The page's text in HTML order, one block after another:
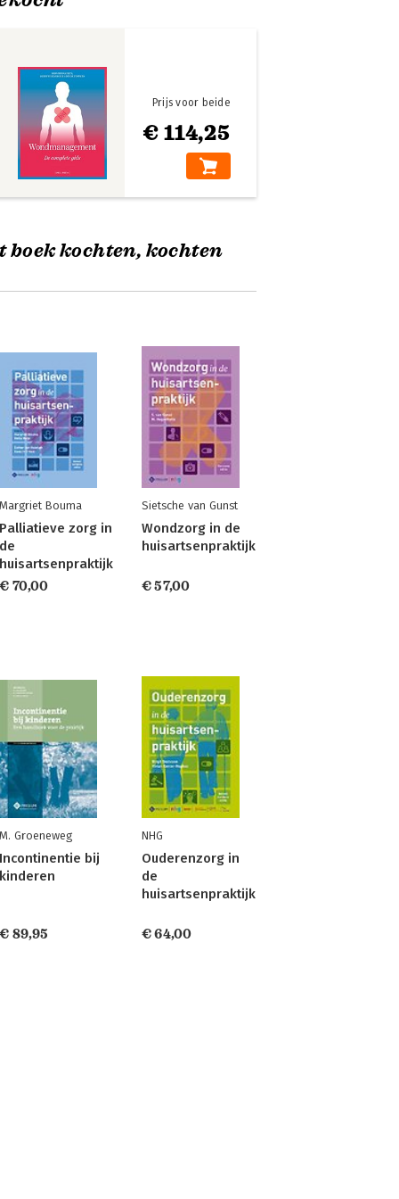
€ 114,25
Prijs voor beide
boek kochten, kochten
Margriet Bouma
Palliatieve zorg in
de
huisartsenpraktijk
€ 70,00
Sietsche van Gunst
Wondzorg in de
huisartsenpraktijk
€ 57,00
M. Groeneweg
Incontinentie bij
kinderen
€ 89,95
NHG
Ouderenzorg in
de
huisartsenpraktijk
€ 64,00